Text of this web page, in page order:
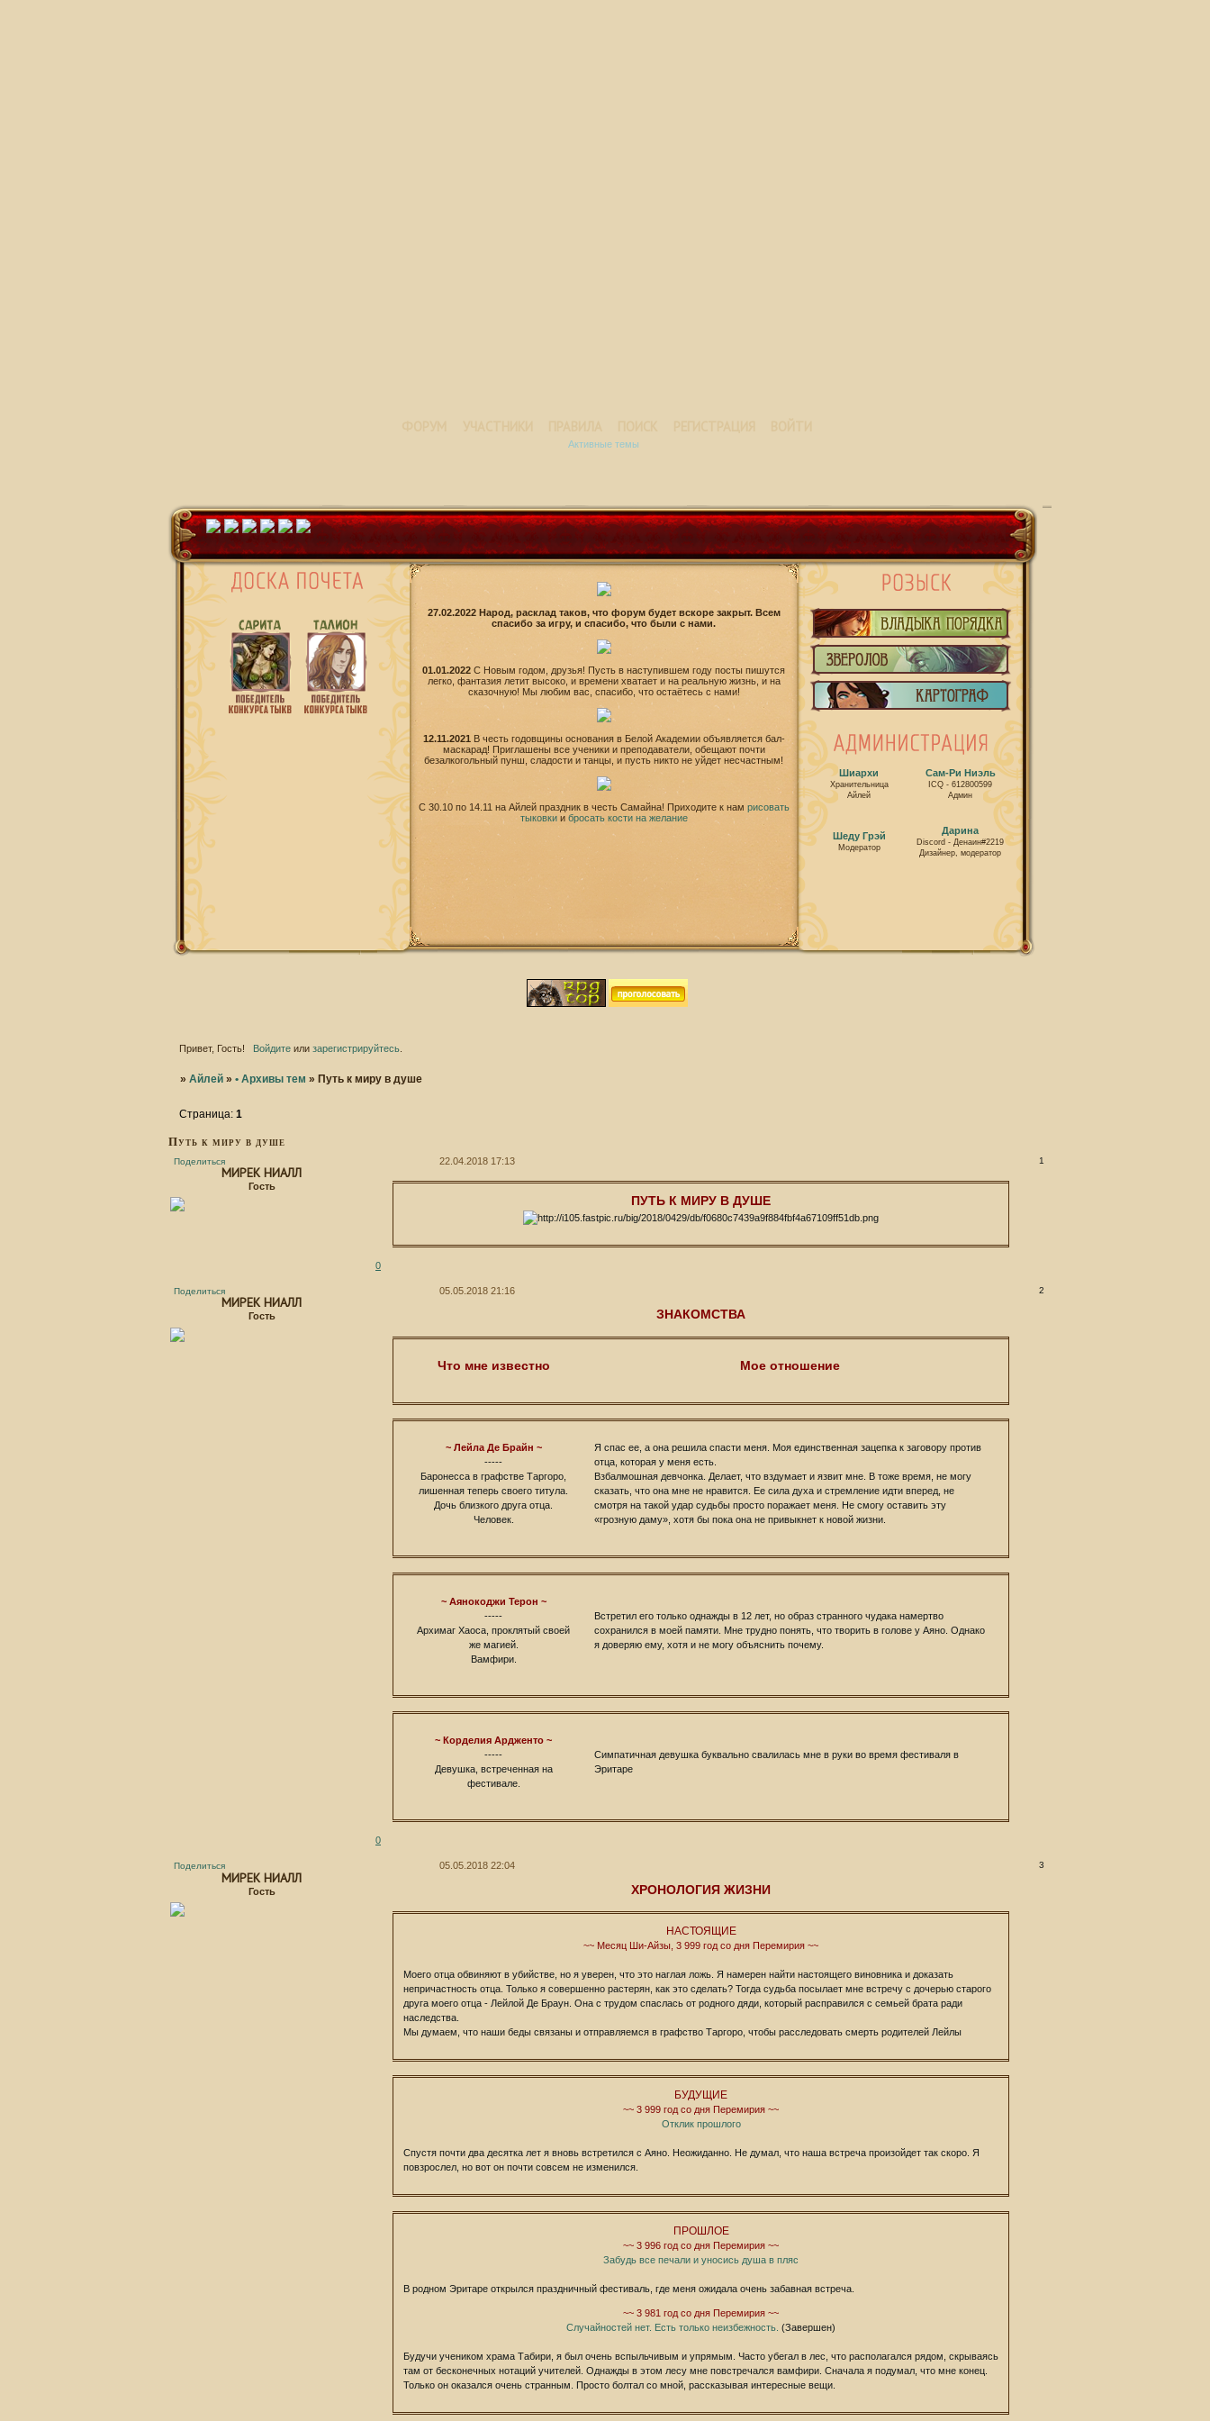
Активные темы
27.02.2022 Народ, расклад таков, что форум будет вскоре закрыт. Всем
спасибо за игру, и спасибо, что были с нами.
01.01.2022 С Новым годом, друзья! Пусть в наступившем году посты пишутся
легко, фантазия летит высоко, и времени хватает и на реальную жизнь, и на
сказочную! Мы любим вас, спасибо, что остаётесь с нами!
12.11.2021
В честь годовщины основания в Белой Академии объявляется бал-
маскарад! Приглашены все ученики и преподаватели, обещают почти
безалкогольный пунш, сладости и танцы, и пусть никто не уйдет несчастным!
С 30.10 по 14.11 на Айлей праздник в честь Самайна! Приходите к нам рисовать
тыковкии бросать кости на желание
Шиархи
Хранительница
Айлей
Сам-Ри Ниэль
ICQ - 612800599
Админ
Шеду Грэй
Модератор
Дарина
Discord - Денаин#2219
Дизайнер, модератор
Привет, Гость! Войдитеили зарегистрируйтесь.
»Айлей »• Архивы тем » Путь к миру в душе
Путь к миру в душе
Страница:1
Поделиться 1
22.04.2018 17:13
МИРЕК НИАЛЛ
Гость
ПУТЬ К МИРУ В ДУШЕ
0
Поделиться 2
05.05.2018 21:16
МИРЕК НИАЛЛ
Гость ЗНАКОМСТВА
Что мне известно Мое отношение
~ Лейла Де Брайн ~
-----
Баронесса в графстве Таргоро,
лишенная теперь своего титула.
Дочь близкого друга отца.
Человек.
Я спас ее, а она решила спасти меня. Моя единственная зацепка к заговору против
отца, которая у меня есть.
Взбалмошная девчонка. Делает, что вздумает и язвит мне. В тоже время, не могу
сказать, что она мне не нравится. Ее сила духа и стремление идти вперед, не
смотря на такой удар судьбы просто поражает меня. Не смогу оставить эту
«грозную даму», хотя бы пока она не привыкнет к новой жизни.
~ Аянокоджи Терон ~
-----
Архимаг Хаоса, проклятый своей
же магией.
Вамфири.
Встретил его только однажды в 12 лет, но образ странного чудака намертво
сохранился в моей памяти. Мне трудно понять, что творить в голове у Аяно. Однако
я доверяю ему, хотя и не могу объяснить почему.
~ Корделия Ардженто ~
-----
Девушка, встреченная на
фестивале.
Симпатичная девушка буквально свалилась мне в руки во время фестиваля в
Эритаре
0
Поделиться 3
05.05.2018 22:04
МИРЕК НИАЛЛ
Гость ХРОНОЛОГИЯ ЖИЗНИ
НАСТОЯЩИЕ
~~ Месяц Ши-Айзы, 3 999 год со дня Перемирия ~~
Моего отца обвиняют в убийстве, но я уверен, что это наглая ложь. Я намерен найти настоящего виновника и доказать
непричастность отца. Только я совершенно растерян, как это сделать? Тогда судьба посылает мне встречу с дочерью старого
друга моего отца - Лейлой Де Браун. Она с трудом спаслась от родного дяди, который расправился с семьей брата ради
наследства.
Мы думаем, что наши беды связаны и отправляемся в графство Таргоро, чтобы расследовать смерть родителей Лейлы
БУДУЩИЕ
~~ 3 999 год со дня Перемирия ~~
Отклик прошлого
Спустя почти два десятка лет я вновь встретился с Аяно. Неожиданно. Не думал, что наша встреча произойдет так скоро. Я
повзрослел, но вот он почти совсем не изменился.
ПРОШЛОЕ
~~ 3 996 год со дня Перемирия ~~
Забудь все печали и уносись душа в пляс
В родном Эритаре открылся праздничный фестиваль, где меня ожидала очень забавная встреча.
~~ 3 981 год со дня Перемирия ~~
Случайностей нет. Есть только неизбежность. (Завершен)
Будучи учеником храма Табири, я был очень вспыльчивым и упрямым. Часто убегал в лес, что располагался рядом, скрываясь
там от бесконечных нотаций учителей. Однажды в этом лесу мне повстречался вамфири. Сначала я подумал, что мне конец.
Только он оказался очень странным. Просто болтал со мной, рассказывая интересные вещи.